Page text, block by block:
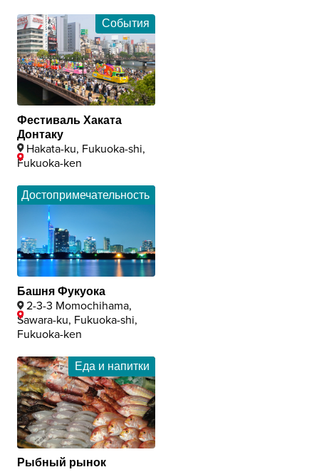
События
Фестиваль Хаката
Донтаку
Hakata-ku, Fukuoka-shi,
Fukuoka-ken
Достопримечательность
Башня Фукуока
2-3-3 Momochihama,
Sawara-ku, Fukuoka-shi,
Fukuoka-ken
Еда и напитки
Рыбный рынок